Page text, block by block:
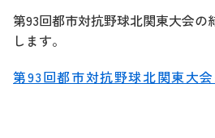
第93回都市対抗野球北関東大会の
します。
第93回都市対抗野球北関東大